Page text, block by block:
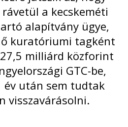
a kecskeméti
alapítvány ügye,
kuratóriumi tagként
milliárd közforint
GTC-be,
után sem tudtak
visszavárásolni.